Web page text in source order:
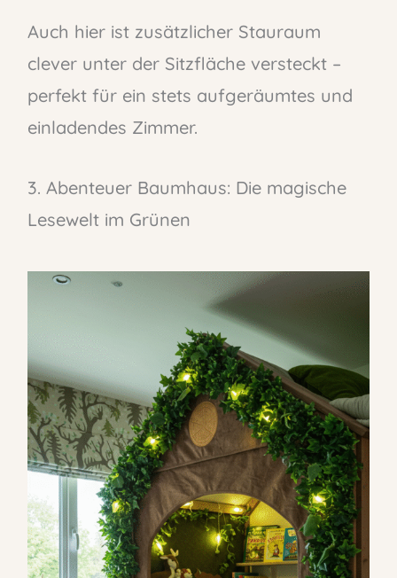
Auch hier ist zusätzlicher Stauraum
clever unter der Sitzfläche versteckt –
perfekt für ein stets aufgeräumtes und
einladendes Zimmer.
3. Abenteuer Baumhaus: Die magische
Lesewelt im Grünen